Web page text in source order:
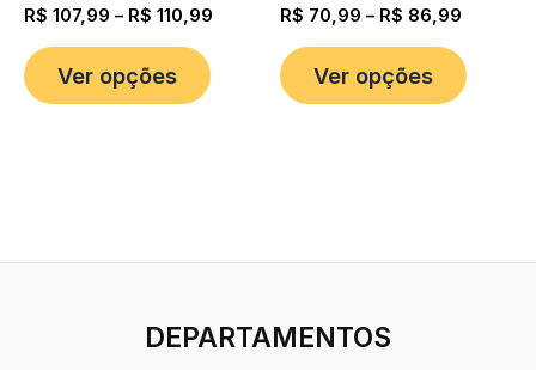
R$ 107,99 – R$ 110,99
Ver opções
R$ 70,99 – R$ 86,99
Ver opções
DEPARTAMENTOS